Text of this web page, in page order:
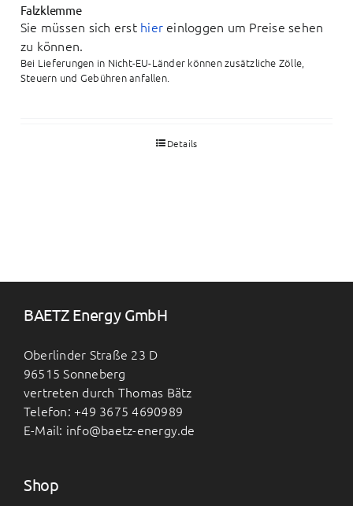
Falzklemme
Sie müssen sich erst hier einloggen um Preise sehen
zu können.
Bei Lieferungen in Nicht-EU-Länder können zusätzliche Zölle,
Steuern und Gebühren anfallen.
Details
BAETZ Energy GmbH
Oberlinder Straße 23 D
96515 Sonneberg
vertreten durch Thomas Bätz
Telefon: +49 3675 4690989
E-Mail: info@baetz-energy.de
Shop